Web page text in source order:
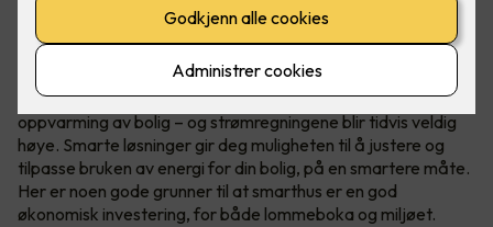
Smarthus er en god økonomisk
investering
I Norge er vi vant til å måtte bruke en god del energi til
oppvarming av bolig – og strømregningene blir tidvis veldig
høye. Smarte løsninger gir deg muligheten til å justere og
tilpasse bruken av energi for din bolig, på en smartere måte.
Her er noen gode grunner til at smarthus er en god
økonomisk investering, for både lommeboka og miljøet.